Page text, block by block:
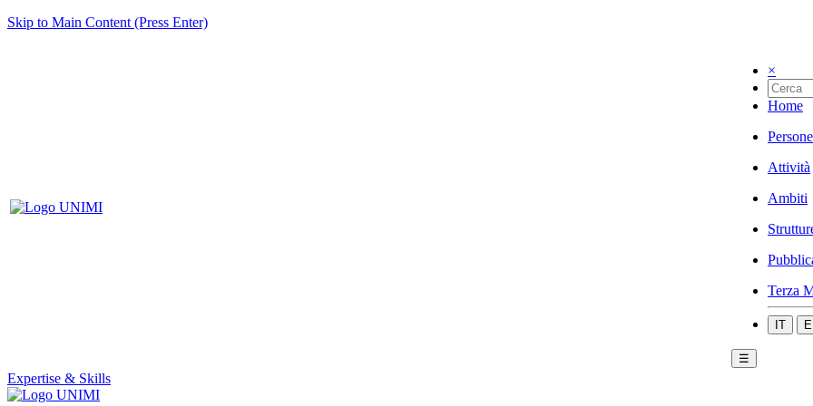
Skip to Main Content (Press Enter)
×
Home
Persone
Attività
Ambiti
Terza
IT
☰
Expertise & Skills